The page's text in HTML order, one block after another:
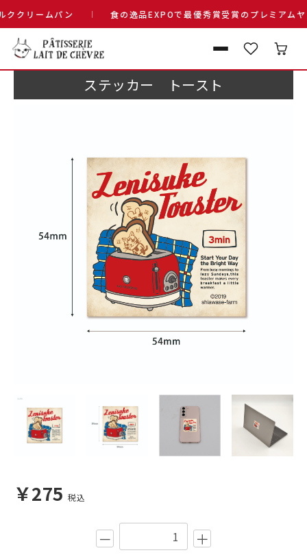
リームパン 食の逸品EXPOで最優秀賞受賞のプレミアムヤギ
ステッカー トースト
￥275 税込
－ ＋